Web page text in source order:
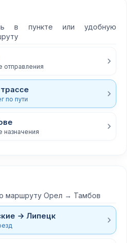
в пункте или удобную
отправления
по пути
назначения
маршруту Орел → Тамбов
→ Липецк